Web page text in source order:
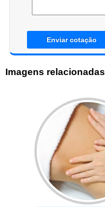
Enviar cotação
Imagens relacionadas